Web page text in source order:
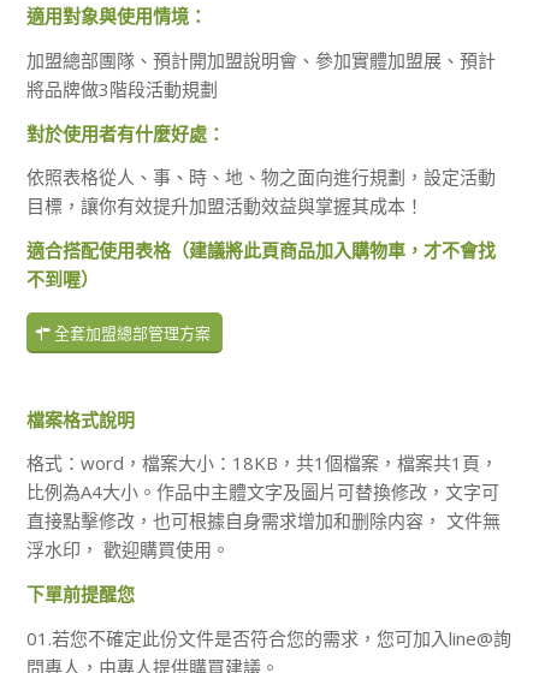
適用對象與使用情境：
加盟總部團隊、預計開加盟說明會、參加實體加盟展、預計
將品牌做3階段活動規劃
對於使用者有什麼好處：
依照表格從人、事、時、地、物之面向進行規劃，設定活動
目標，讓你有效提升加盟活動效益與掌握其成本！
適合搭配使用表格（建議將此頁商品加入購物車，才不會找
不到喔）
全套加盟總部管理方案
檔案格式說明
格式：word，檔案大小：18KB，共1個檔案，檔案共1頁，
比例為A4大小。作品中主體文字及圖片可替換修改，文字可
直接點擊修改，也可根據自身需求增加和删除内容， 文件無
浮水印， 歡迎購買使用。
下單前提醒您
01.若您不確定此份文件是否符合您的需求，您可加入line@詢
問專人，由專人提供購買建議。